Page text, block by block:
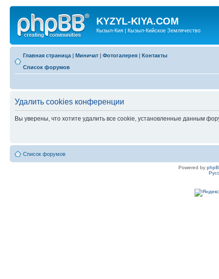
KYZYL-KIYA.COM
Кызыл-Кия | Кызыл-Кийское Землячество
Главная страница | Миничат | Фотогалерея | Контакты
Список форумов
Удалить cookies конференции
Вы уверены, что хотите удалить все cookie, установленные данным
Список форумов
Powered by